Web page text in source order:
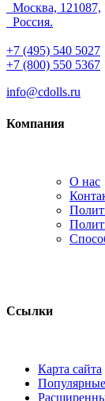
Москва, 121087,
Россия.
+7 (495) 540 5027
+7 (800) 550 5367
info@cdolls.ru
Компания
О нас
Ссылки
Карта сайта